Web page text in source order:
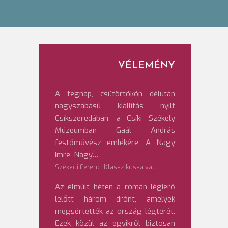
VÉLEMÉNY
A tegnap, csütörtökön délután
nagyszabású kiállítás nyílt
Csíkszeredában, a Csíki Székely
Múzeumban Gaál András
festőművész emlékére. A Nagy
Imre, Nagy…
Székedi Ferenc: Klasszikussá vált
Az elmúlt héten a román légierő
lelőtt három drónt, amelyek
megsértették az ország légterét.
Ezek közül az egyikről biztosan